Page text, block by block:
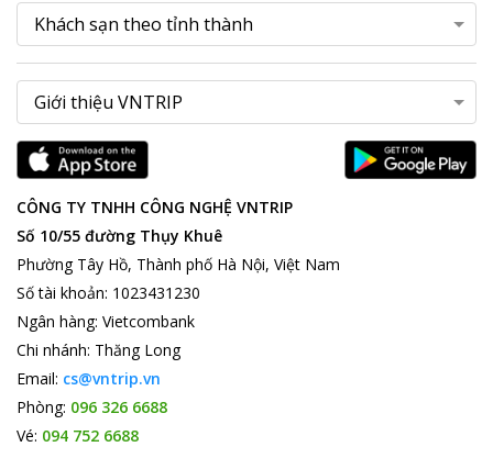
CÔNG TY TNHH CÔNG NGHỆ VNTRIP
Số 10/55 đường Thụy Khuê
Phường Tây Hồ, Thành phố Hà Nội, Việt Nam
Số tài khoản: 1023431230
Ngân hàng: Vietcombank
Chi nhánh: Thăng Long
Email: cs@vntrip.vn
Phòng: 096 326 6688
Vé: 094 752 6688